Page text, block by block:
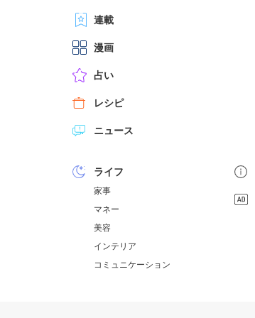
連載
漫画
占い
レシピ
ニュース
ライフ
家事
マネー
美容
インテリア
コミュニケーション